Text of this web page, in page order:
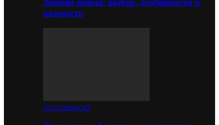
Зимние шины: выбор, особенности и
важность
Автозапчасти